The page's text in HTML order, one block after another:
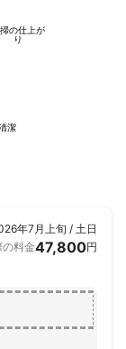
の仕上が
り
潔
年7月上旬 / 土日
の料金47,800円